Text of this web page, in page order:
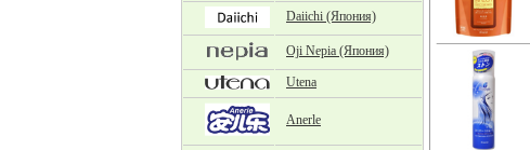
Daiichi (Япония)
Oji Nepia (Япония)
Utena
Anerle